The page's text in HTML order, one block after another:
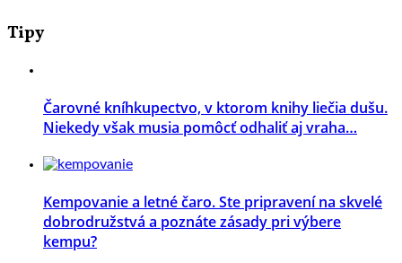
Tipy
Čarovné kníhkupectvo, v ktorom knihy liečia dušu.
Niekedy však musia pomôcť odhaliť aj vraha…
Kempovanie a letné čaro. Ste pripravení na skvelé
dobrodružstvá a poznáte zásady pri výbere
kempu?